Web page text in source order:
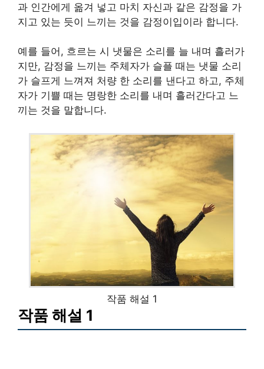
과 인간에게 옮겨 넣고 마치 자신과 같은 감정을 가
지고 있는 듯이 느끼는 것을 감정이입이라 합니다.
예를 들어, 흐르는 시 냇물은 소리를 늘 내며 흘러가
지만, 감정을 느끼는 주체자가 슬플 때는 냇물 소리
가 슬프게 느껴져 처량 한 소리를 낸다고 하고, 주체
자가 기쁠 때는 명랑한 소리를 내며 흘러간다고 느
끼는 것을 말합니다.
작품 해설 1
작품 해설 1